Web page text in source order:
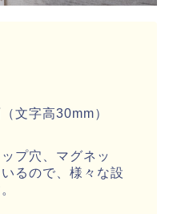
文字高30mm）
プ穴、マグネッ
るので、様々な設